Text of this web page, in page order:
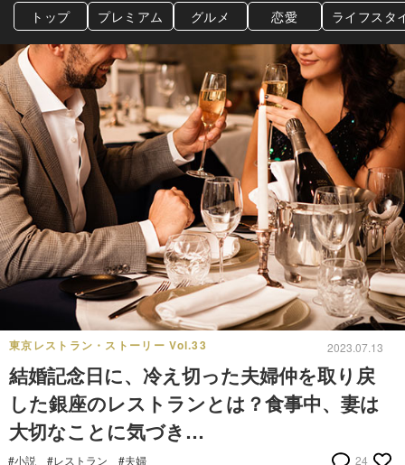
トップ プレミアム グルメ 恋愛 ライフスタ
東京レストラン・ストーリー Vol.33 2023.07.13
結婚記念日に、冷え切った夫婦仲を取り戻
した銀座のレストランとは？食事中、妻は
大切なことに気づき…
#小説 #レストラン #夫婦 24